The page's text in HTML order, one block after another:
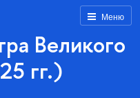
Меню
Великого
гг.)